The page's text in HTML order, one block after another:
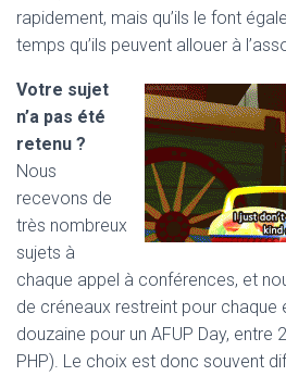
rapidement, mais qu’ils le font
temps qu’ils peuvent allouer à
Votre sujet
n’a pas été
retenu ?
Nous
recevons de
très nombreux
sujets à
chaque appel à conférences, et
de créneaux restreint pour chaque
douzaine pour un AFUP Day, entre
PHP). Le choix est donc souvent